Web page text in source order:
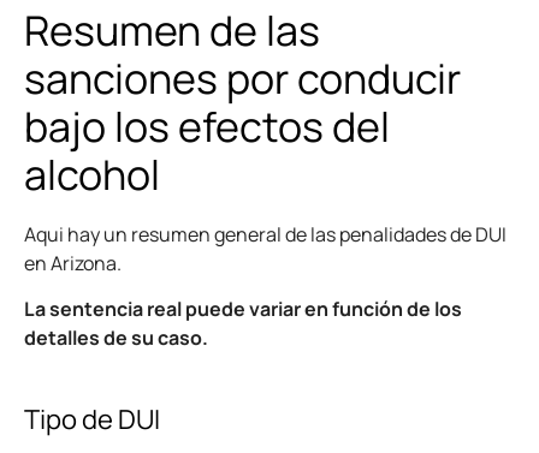
Resumen de las
sanciones por conducir
bajo los efectos del
alcohol
Aqui hay un resumen general de las penalidades de DUI
en Arizona.
La sentencia real puede variar en función de los
detalles de su caso.
Tipo de DUI